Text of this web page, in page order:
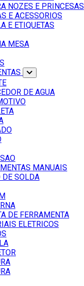
NOZES E PRINCESAS
E ACESSORIOS
E ETIQUETAS
MESA
DE AGUA
MANUAIS
DE SOLDA
DE FERRAMENTA
ELETRICOS